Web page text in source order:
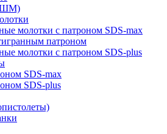
молотки с патроном SDS-max
патроном
молотки с патроном SDS-plus
SDS-max
SDS-plus